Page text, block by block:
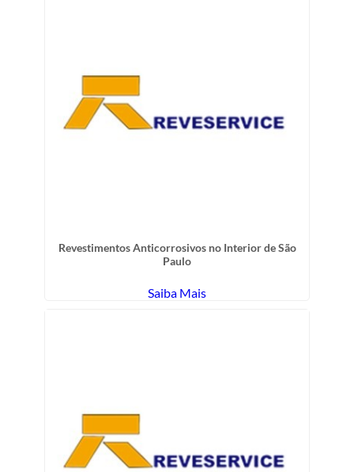
Revestimentos Anticorrosivos no Interior de São
Paulo
Saiba Mais